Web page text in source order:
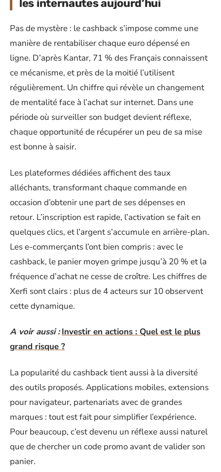
les internautes aujourd’hui
Pas de mystère : le cashback s’impose comme une
manière de rentabiliser chaque euro dépensé en
ligne. D’après Kantar, 71 % des Français connaissent
ce mécanisme, et près de la moitié l’utilisent
régulièrement. Un chiffre qui révèle un changement
de mentalité face à l’achat sur internet. Dans une
période où surveiller son budget devient réflexe,
chaque opportunité de récupérer un peu de sa mise
est bonne à saisir.
Les plateformes dédiées affichent des taux
alléchants, transformant chaque commande en
occasion d’obtenir une part de ses dépenses en
retour. L’inscription est rapide, l’activation se fait en
quelques clics, et l’argent s’accumule en arrière-plan.
Les e-commerçants l’ont bien compris : avec le
cashback, le panier moyen grimpe jusqu’à 20 % et la
fréquence d’achat ne cesse de croître. Les chiffres de
Xerfi sont clairs : plus de 4 acteurs sur 10 observent
cette dynamique.
A voir aussi : Investir en actions : Quel est le plus
grand risque ?
La popularité du cashback tient aussi à la diversité
des outils proposés. Applications mobiles, extensions
pour navigateur, partenariats avec de grandes
marques : tout est fait pour simplifier l’expérience.
Pour beaucoup, c’est devenu un réflexe aussi naturel
que de chercher un code promo avant de valider son
panier.